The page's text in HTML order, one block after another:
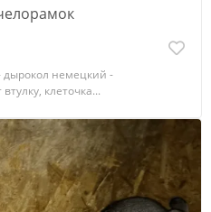
дырокол немецкий -
клеточка...